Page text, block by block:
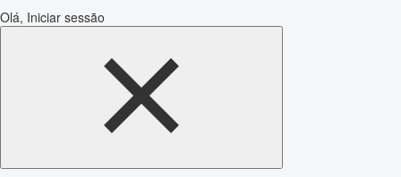
Olá, Iniciar sessão